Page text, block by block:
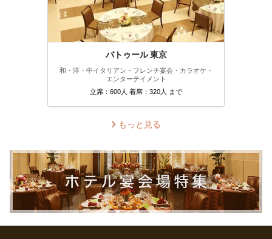
バトゥール 東京
和・洋・中イタリアン・フレンチ宴会・カラオケ・
エンターテイメント
立席：600人 着席：320人 まで
もっと見る